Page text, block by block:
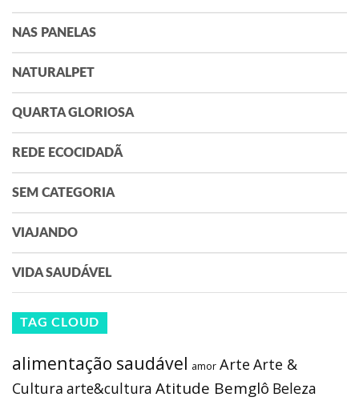
NAS PANELAS
NATURALPET
QUARTA GLORIOSA
REDE ECOCIDADÃ
SEM CATEGORIA
VIAJANDO
VIDA SAUDÁVEL
TAG CLOUD
alimentação saudável amor Arte Arte &
Cultura arte&cultura Atitude Bemglô Beleza